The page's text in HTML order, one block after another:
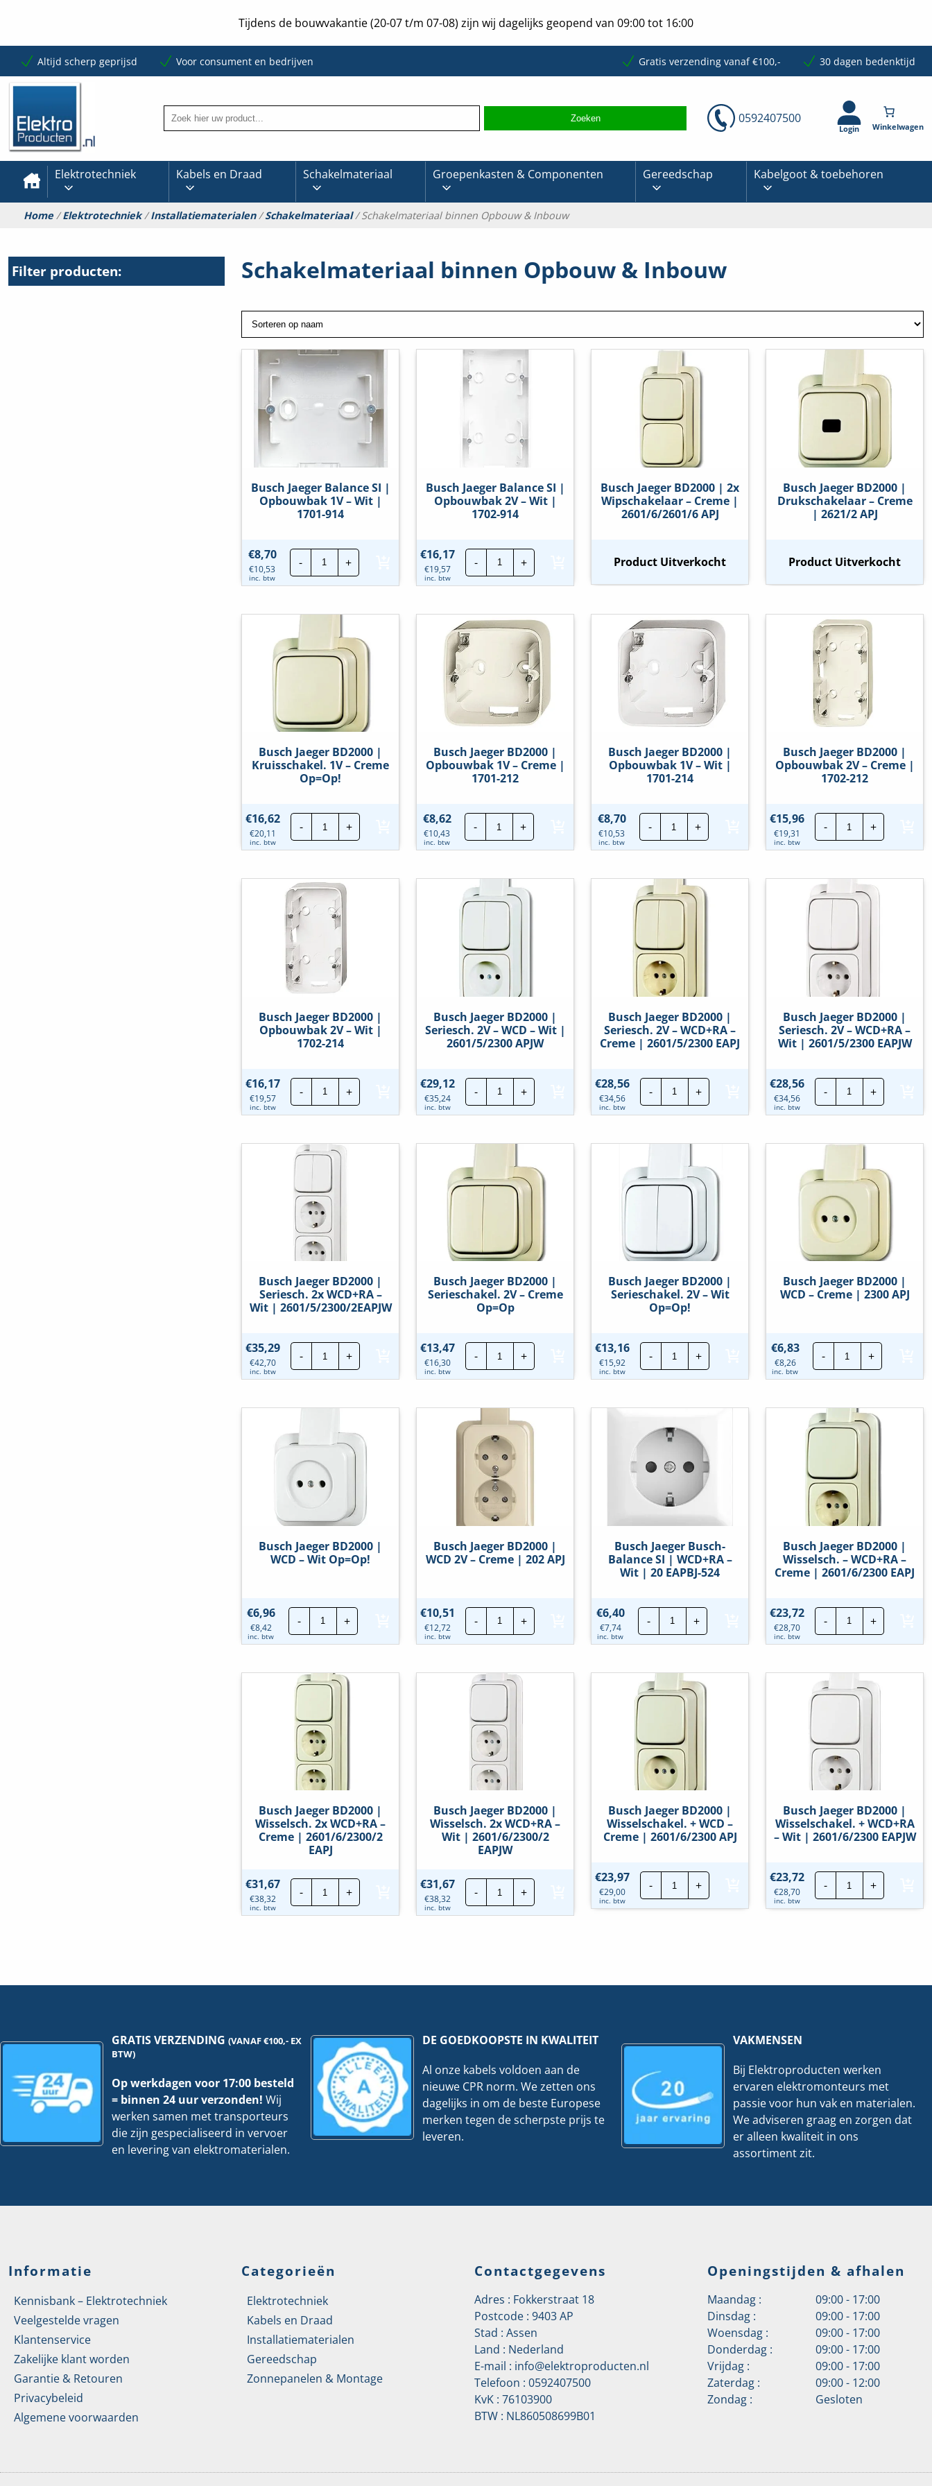
Tijdens de bouwvakantie (20-07 t/m 07-08) zijn wij dagelijks geopend van 09:00 tot 16:00
Altijd scherp geprijsd Voor consument en bedrijven Gratis verzending vanaf €100,- 30 dagen bedenktijd
0592407500
Login
Elektrotechniek Kabels en Draad Schakelmateriaal Groepenkasten & Componenten Gereedschap Kabelgoot & toebehoren
Home/Elektrotechniek/Installatiematerialen/Schakelmateriaal/ Schakelmateriaal binnen Opbouw & Inbouw
Filter producten: Schakelmateriaal binnen Opbouw & Inbouw
Busch Jaeger Balance SI |
Opbouwbak 1V – Wit |
1701-914
€8,70
€10,53
inc. btw
-
Busch
Jaeger
Balance
SI
Wit
|
1701-
914
+
Busch Jaeger Balance SI |
Opbouwbak 2V – Wit |
1702-914
€16,17
€19,57
inc. btw
-
Busch
Jaeger
Balance
SI
2V
-
1702-
914
hoeveelheid
+
Busch Jaeger BD2000 | 2x
Wipschakelaar – Creme |
2601/6/2601/6 APJ
Product Uitverkocht
Busch Jaeger BD2000 |
Drukschakelaar – Creme
| 2621/2 APJ
Product Uitverkocht
Busch Jaeger BD2000 |
Kruisschakel. 1V – Creme
Op=Op!
€16,62
€20,11
inc. btw
-
Busch
Jaeger
BD2000
|
-
Creme
Op=Op!
hoeveelheid
+
Busch Jaeger BD2000 |
Opbouwbak 1V – Creme |
1701-212
€8,62
€10,43
inc. btw
-
Busch
Jaeger
BD2000
|
Creme
|
1701-
hoeveelheid
+
Busch Jaeger BD2000 |
Opbouwbak 1V – Wit |
1701-214
€8,70
€10,53
inc. btw
-
Busch
Jaeger
BD2000
|
Wit
|
1701-
hoeveelheid
+
Busch Jaeger BD2000 |
Opbouwbak 2V – Creme |
1702-212
€15,96
€19,31
inc. btw
-
Busch
Jaeger
BD2000
|
Creme
1702-
hoeveelheid
+
Busch Jaeger BD2000 |
Opbouwbak 2V – Wit |
1702-214
€16,17
€19,57
inc. btw
-
Busch
Jaeger
BD2000
|
-
Wit
1702-
214
hoeveelheid
+
Busch Jaeger BD2000 |
Seriesch. 2V – WCD – Wit |
2601/5/2300 APJW
€29,12
€35,24
inc. btw
-
Busch
Jaeger
BD2000
|
Wit
2601/5/2300
+
Busch Jaeger BD2000 |
Seriesch. 2V – WCD+RA –
Creme | 2601/5/2300 EAPJ
€28,56
€34,56
inc. btw
-
Busch
Jaeger
BD2000
|
Creme
2601/5/2300
+
Busch Jaeger BD2000 |
Seriesch. 2V – WCD+RA –
Wit | 2601/5/2300 EAPJW
€28,56
€34,56
inc. btw
-
Busch
Jaeger
BD2000
|
-
Wit
2601/5/2300
EAPJW
hoeveelheid
+
Busch Jaeger BD2000 |
Seriesch. 2x WCD+RA –
Wit | 2601/5/2300/2EAPJW
€35,29
€42,70
inc. btw
-
Busch
Jaeger
BD2000
|
Wit
|
2601/5/2300/2EAPJW
hoeveelheid
+
Busch Jaeger BD2000 |
Serieschakel. 2V – Creme
Op=Op
€13,47
€16,30
inc. btw
-
Busch
Jaeger
BD2000
|
Creme
Op=Op
hoeveelheid
+
Busch Jaeger BD2000 |
Serieschakel. 2V – Wit
Op=Op!
€13,16
€15,92
inc. btw
-
Busch
Jaeger
BD2000
|
Wit
Op=Op!
hoeveelheid
+
Busch Jaeger BD2000 |
WCD – Creme | 2300 APJ
€6,83
€8,26
inc. btw
-
Busch
Jaeger
BD2000
|
Creme
|
2300
APJ
+
Busch Jaeger BD2000 |
WCD – Wit Op=Op!
€6,96
€8,42
inc. btw
-
Busch
Jaeger
BD2000
|
Wit
Op=Op!
hoeveelheid
+
Busch Jaeger BD2000 |
WCD 2V – Creme | 202 APJ
€10,51
€12,72
inc. btw
-
Busch
Jaeger
BD2000
|
-
Creme
202
APJ
hoeveelheid
+
Busch Jaeger Busch-
Balance SI | WCD+RA –
Wit | 20 EAPBJ-524
€6,40
€7,74
inc. btw
-
Busch
Jaeger
Busch-
Balance
WCD+RA
-
Wit
EAPBJ-
524
hoeveelheid
+
Busch Jaeger BD2000 |
Wisselsch. – WCD+RA –
Creme | 2601/6/2300 EAPJ
€23,72
€28,70
inc. btw
-
Busch
Jaeger
BD2000
|
WCD+RA
-
Creme
EAPJ
hoeveelheid
+
Busch Jaeger BD2000 |
Wisselsch. 2x WCD+RA –
Creme | 2601/6/2300/2
EAPJ
€31,67
€38,32
inc. btw
-
Busch
Jaeger
BD2000
|
|
+
Busch Jaeger BD2000 |
Wisselsch. 2x WCD+RA –
Wit | 2601/6/2300/2
EAPJW
€31,67
€38,32
inc. btw
-
Busch
Jaeger
BD2000
|
|
+
Busch Jaeger BD2000 |
Wisselschakel. + WCD –
Creme | 2601/6/2300 APJ
€23,97
€29,00
inc. btw
-
Busch
Jaeger
BD2000
|
2601/6/2300
+
Busch Jaeger BD2000 |
Wisselschakel. + WCD+RA
– Wit | 2601/6/2300 EAPJW
€23,72
€28,70
inc. btw
-
Busch
Jaeger
BD2000
|
2601/6/2300
+
GRATIS VERZENDING(VANAF €100,- EX
BTW)
Op werkdagen voor 17:00 besteld
= binnen 24 uur verzonden! Wij
werken samen met transporteurs
die zijn gespecialiseerd in vervoer
en levering van elektromaterialen.
DE GOEDKOOPSTE IN KWALITEIT
Al onze kabels voldoen aan de
nieuwe CPR norm. We zetten ons
dagelijks in om de beste Europese
merken tegen de scherpste prijs te
leveren.
VAKMENSEN
Bij Elektroproducten werken
ervaren elektromonteurs met
passie voor hun vak en materialen.
We adviseren graag en zorgen dat
er alleen kwaliteit in ons
assortiment zit.
Informatie
Kennisbank – Elektrotechniek
Veelgestelde vragen
Klantenservice
Zakelijke klant worden
Garantie & Retouren
Privacybeleid
Algemene voorwaarden
Categorieën
Elektrotechniek
Kabels en Draad
Installatiematerialen
Gereedschap
Zonnepanelen & Montage
Contactgegevens
Adres : Fokkerstraat 18
Postcode : 9403 AP
Stad : Assen
Land : Nederland
E-mail : info@elektroproducten.nl
Telefoon : 0592407500
KvK : 76103900
BTW : NL860508699B01
Openingstijden & afhalen
Maandag :
09:00 - 17:00
Dinsdag :
09:00 - 17:00
Woensdag :
09:00 - 17:00
Donderdag :
09:00 - 17:00
Vrijdag :
09:00 - 17:00
Zaterdag :
09:00 - 12:00
Zondag :
Gesloten